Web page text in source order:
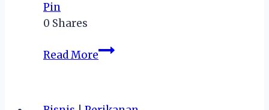
Pin
0 Shares
Read More5